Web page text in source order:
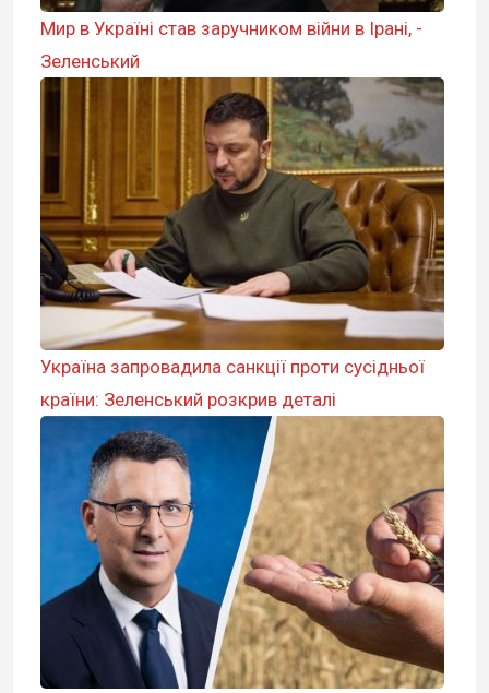
Мир в Україні став заручником війни в Ірані, -
Зеленський
Україна запровадила санкції проти сусідньої
країни: Зеленський розкрив деталі